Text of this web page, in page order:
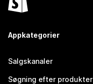
Appkategorier
Salgskanaler
Søgning efter produkter